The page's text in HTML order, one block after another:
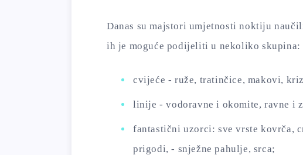
Danas su majstori umjetnosti noktiju
ih je moguće podijeliti u nekoliko skupina:
cvijeće - ruže, tratinčice, makovi,
linije - vodoravne i okomite, ravne i
fantastični uzorci: sve vrste kovrča,
prigodi, - snježne pahulje, srca;